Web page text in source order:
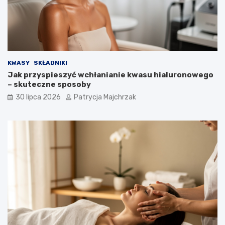
KWASY SKŁADNIKI
Jak przyspieszyć wchłanianie kwasu hialuronowego
– skuteczne sposoby
30 lipca 2026 Patrycja Majchrzak